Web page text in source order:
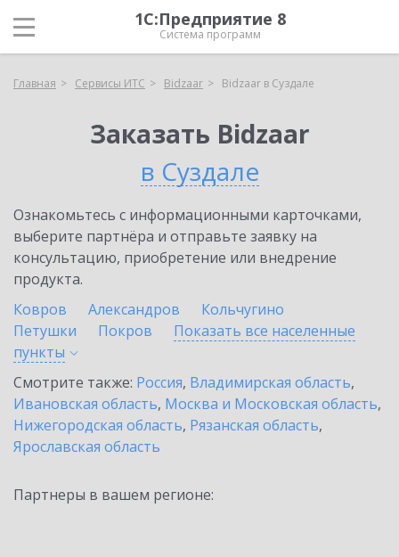
1С:Предприятие 8
Система программ
Главная Сервисы ИТС Bidzaar Bidzaar в Суздале
Заказать Bidzaar
в Суздале
Ознакомьтесь с информационными карточками,
выберите партнёра и отправьте заявку на
консультацию, приобретение или внедрение
продукта.
Ковров
Александров
Кольчугино
Петушки
Покров
Показать все населенные
пункты
Смотрите также: Россия, Владимирская область,
Ивановская область, Москва и Московская область,
Нижегородская область, Рязанская область,
Ярославская область
Партнеры в вашем регионе: